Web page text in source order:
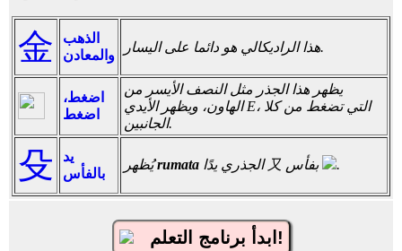
金
الذهب
والمعادن
هذا الراديكالي هو دائما على اليسار.
اضغط،
اضغط
يظهر هذا الجذر مثل النصف الأيسر من
الهاون، ويظهر الأيدي E، التي تضغط من كلا
الجانبين.
殳
يد
بالفأس
يُظهرrumata الجذري يدًا 又 بفأس .
ابدأ برنامج التعلم!